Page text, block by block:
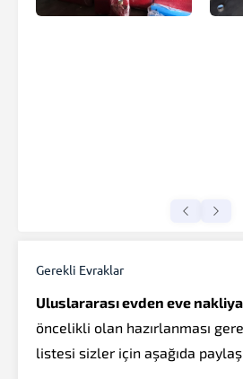
Gerekli Evraklar
Uluslararası evden eve
öncelikli olan hazırlanması
listesi sizler için aşağıda